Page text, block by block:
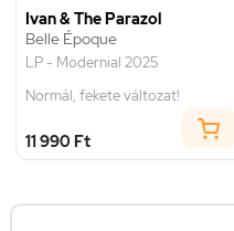
Ivan & The Parazol
Belle Époque
LP - Modernial 2025
Normál, fekete változat!
11 990 Ft